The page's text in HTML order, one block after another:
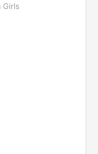
Girls